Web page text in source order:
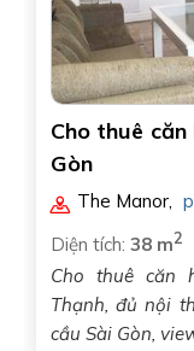
Cho thuê
Gòn
The Manor
Diện tích: 38 m2
Cho thuê căn
Thạnh, đủ nội
cầu Sài Gòn,